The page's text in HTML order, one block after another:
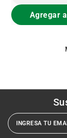
Agregar